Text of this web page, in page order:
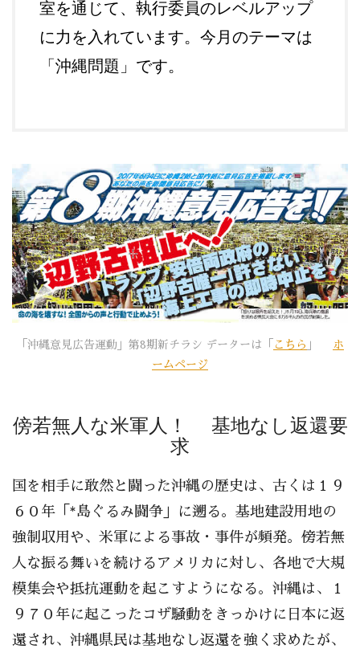
室を通じて、執行委員のレベルアップ
に力を入れています。今月のテーマは
「沖縄問題」です。
「沖縄意見広告運動」第8期新チラシ データーは「 こちら 」
ホ
ームページ
傍若無人な米軍人！ 基地なし返還要
求
国を相手に敢然と闘った沖縄の歴史は、古くは１９
６０年「*島ぐるみ闘争」に遡る。基地建設用地の
強制収用や、米軍による事故・事件が頻発。傍若無
人な振る舞いを続けるアメリカに対し、各地で大規
模集会や抵抗運動を起こすようになる。沖縄は、１
９７０年に起こったコザ騒動をきっかけに日本に返
還され、沖縄県民は基地なし返還を強く求めたが、